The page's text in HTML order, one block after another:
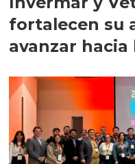
fortalecen su
avanzar